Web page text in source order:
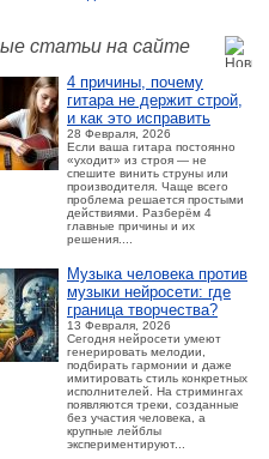
статьи на сайте
4 причины, почему
гитара не держит строй,
и как это исправить
28 Февраля, 2026
Если ваша гитара постоянно
«уходит» из строя — не
спешите винить струны или
производителя. Чаще всего
проблема решается простыми
действиями. Разберём 4
главные причины и их
решения....
Музыка человека против
музыки нейросети: где
граница творчества?
13 Февраля, 2026
Сегодня нейросети умеют
генерировать мелодии,
подбирать гармонии и даже
имитировать стиль конкретных
исполнителей. На стримингах
появляются треки, созданные
без участия человека, а
крупные лейблы
экспериментируют...